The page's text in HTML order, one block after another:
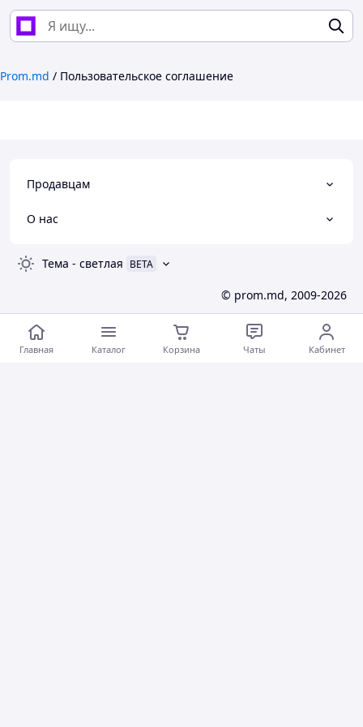
Prom.md / Пользовательское соглашение
Продавцам
О нас
Тема - светлая BETA
© prom.md, 2009-2026
Главная Каталог Корзина Чаты Кабинет